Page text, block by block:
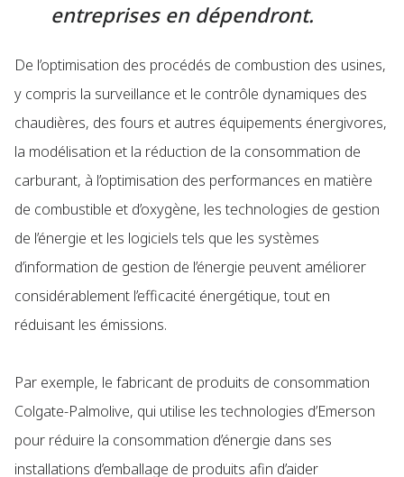
entreprises en dépendront.
De l’optimisation des procédés de combustion des usines,
y compris la surveillance et le contrôle dynamiques des
chaudières, des fours et autres équipements énergivores,
la modélisation et la réduction de la consommation de
carburant, à l’optimisation des performances en matière
de combustible et d’oxygène, les technologies de gestion
de l’énergie et les logiciels tels que les systèmes
d’information de gestion de l’énergie peuvent améliorer
considérablement l’efficacité énergétique, tout en
réduisant les émissions.
Par exemple, le fabricant de produits de consommation
Colgate-Palmolive, qui utilise les technologies d’Emerson
pour réduire la consommation d’énergie dans ses
installations d’emballage de produits afin d’aider